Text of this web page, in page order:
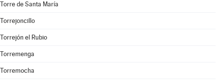
Torre de Santa María
Torrejoncillo
Torrejón el Rubio
Torremenga
Torremocha